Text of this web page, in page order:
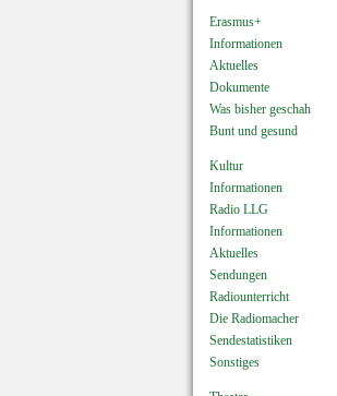
Erasmus+
Informationen
Aktuelles
Dokumente
Was bisher geschah
Bunt und gesund
Kultur
Informationen
Radio LLG
Informationen
Aktuelles
Sendungen
Radiounterricht
Die Radiomacher
Sendestatistiken
Sonstiges